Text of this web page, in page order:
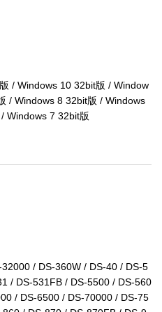
/ Windows 10 32bit版 / Window
/ Windows 8 32bit版 / Windows
Windows 7 32bit版
/ DS-360W / DS-40 / DS-5
/ DS-531FB / DS-5500 / DS-560
/ DS-6500 / DS-70000 / DS-75